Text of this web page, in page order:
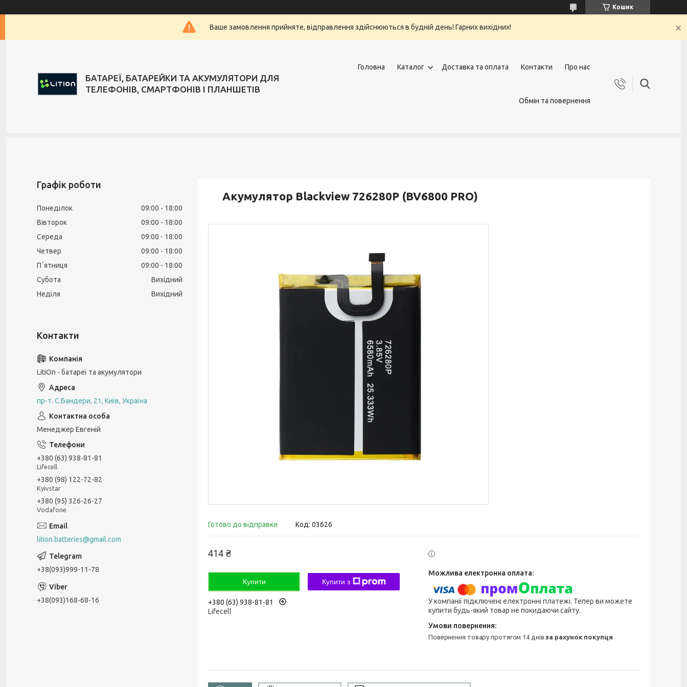
Кошик
Ваше замовлення прийняте, відправлення здійснюються в будній день! Гарних вихідних!
БАТАРЕЇ, БАТАРЕЙКИ ТА АКУМУЛЯТОРИ ДЛЯ
ТЕЛЕФОНІВ, СМАРТФОНІВ І ПЛАНШЕТІВ
Головна Каталог Доставка та оплата Контакти Про нас
Обмін та повернення
Акумулятор Blackview 726280P (BV6800 PRO)
Готово до відправки Код: 03626
414 ₴
Купити Купити з
+380 (63) 938-81-81
Lifecell
У компанії підключені електронні платежі. Тепер ви можете
купити будь-який товар не покидаючи сайту.
повернення товару протягом 14 днівза рахунок покупця
Графік роботи
Понеділок 09:00
18:00
Вівторок
09:00
18:00
Середа
09:00
18:00
Четвер
09:00
18:00
Пʼятниця
09:00
18:00
Субота
Вихідний
Неділя
Вихідний
LitiOn - батареї та акумулятори
пр-т. С.Бандери, 21, Київ, Україна
Менеджер Евгеній
+380 (63) 938-81-81
Lifecell
+380 (98) 122-72-82
Kyivstar
+380 (95) 326-26-27
Vodafone
lition.batteries@gmail.com
+38(093)999-11-78
+38(093)168-68-16